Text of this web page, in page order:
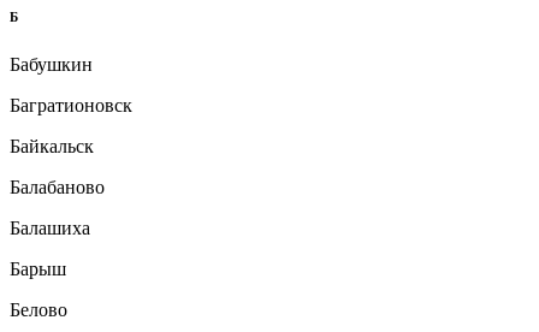
Б
Бабушкин
Багратионовск
Байкальск
Балабаново
Балашиха
Барыш
Белово